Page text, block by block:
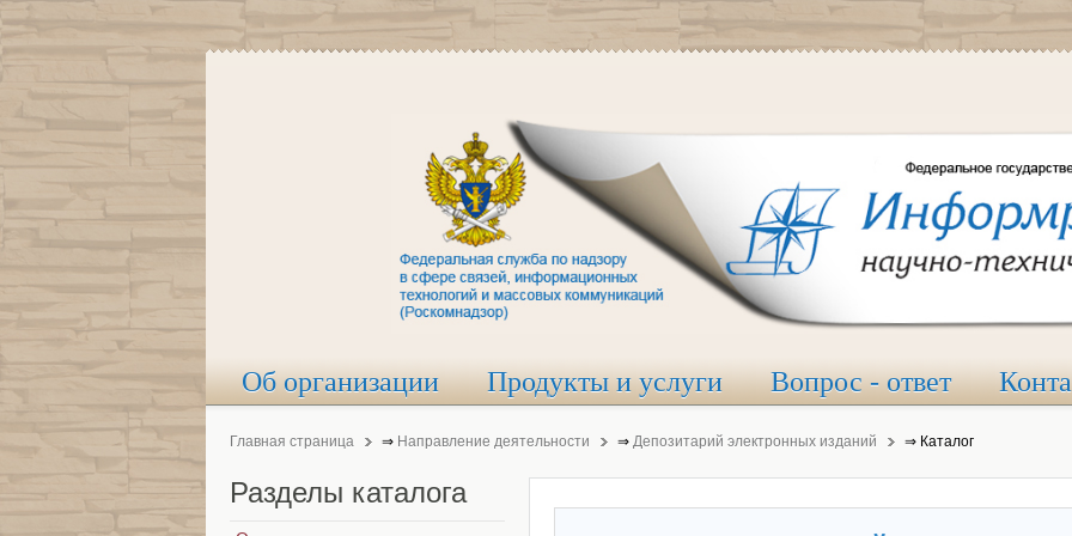
Об организации Продукты и услуги Вопрос - ответ
Главная страница ⇒ Направление деятельности ⇒ Депозитарий электронных изданий ⇒ Каталог
Разделы каталога